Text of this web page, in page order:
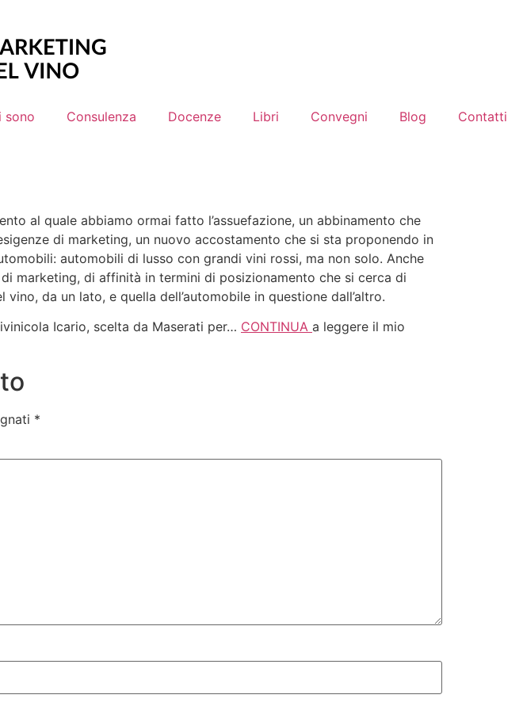
sono Consulenza Docenze Libri Convegni Blog Contatti
al quale abbiamo ormai fatto l’assuefazione, un abbinamento che
di marketing, un nuovo accostamento che si sta proponendo in
automobili di lusso con grandi vini rossi, ma non solo. Anche
marketing, di affinità in termini di posizionamento che si cerca di
da un lato, e quella dell’automobile in questione dall’altro.
Icario, scelta da Maserati per… CONTINUA a leggere il mio
*